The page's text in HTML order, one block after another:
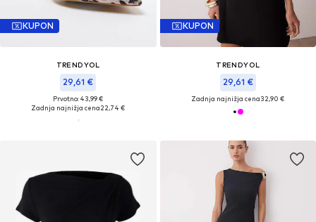
KUPON
TRENDYOL
29,61 €
Prvotno: 43,99 €
Zadnja najnižja cena22,74 €
KUPON
TRENDYOL
29,61 €
Zadnja najnižja cena32,90 €